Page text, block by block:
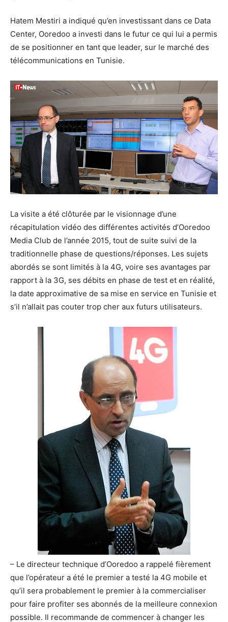
Hatem Mestiri a indiqué qu’en investissant dans ce Data
Center, Ooredoo a investi dans le futur ce qui lui a permis
de se positionner en tant que leader, sur le marché des
télécommunications en Tunisie.
La visite a été clôturée par le visionnage d’une
récapitulation vidéo des différentes activités d’Ooredoo
Media Club de l’année 2015, tout de suite suivi de la
traditionnelle phase de questions/réponses. Les sujets
abordés se sont limités à la 4G, voire ses avantages par
rapport à la 3G, ses débits en phase de test et en réalité,
la date approximative de sa mise en service en Tunisie et
s’il n’allait pas couter trop cher aux futurs utilisateurs.
– Le directeur technique d’Ooredoo a rappelé fièrement
que l’opérateur a été le premier a testé la 4G mobile et
qu’il sera probablement le premier à la commercialiser
pour faire profiter ses abonnés de la meilleure connexion
possible. Il recommande de commencer à changer les